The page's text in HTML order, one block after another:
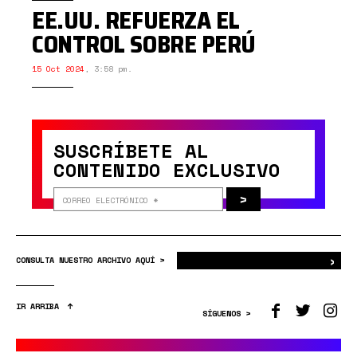
EE.UU. REFUERZA EL
CONTROL SOBRE PERÚ
15 Oct 2024 , 3:58 pm.
SUSCRÍBETE AL
CONTENIDO EXCLUSIVO
>
CONSULTA NUESTRO ARCHIVO AQUÍ > ›
IR ARRIBA
SÍGUENOS >